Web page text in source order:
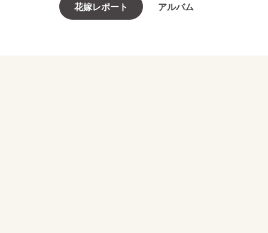
花嫁レポート アルバム